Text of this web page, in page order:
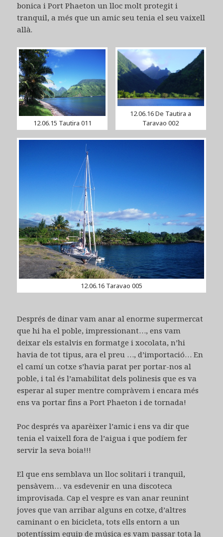
bonica i Port Phaeton un lloc molt protegit i
tranquil, a més que un amic seu tenia el seu vaixell
allà.
12.06.15 Tautira 011
12.06.16 De Tautira a
Taravao 002
12.06.16 Taravao 005
Després de dinar vam anar al enorme supermercat
que hi ha el poble, impressionant…, ens vam
deixar els estalvis en formatge i xocolata, n’hi
havia de tot tipus, ara el preu …, d’importació… En
el camí un cotxe s’havia parat per portar-nos al
poble, i tal és l’amabilitat dels polinesis que es va
esperar al super mentre compràvem i encara més
ens va portar fins a Port Phaeton i de tornada!
Poc després va aparèixer l’amic i ens va dir que
tenia el vaixell fora de l’aigua i que podíem fer
servir la seva boia!!!
El que ens semblava un lloc solitari i tranquil,
pensàvem… va esdevenir en una discoteca
improvisada. Cap el vespre es van anar reunint
joves que van arribar alguns en cotxe, d’altres
caminant o en bicicleta, tots ells entorn a un
potentíssim equip de música es vam passar tota la